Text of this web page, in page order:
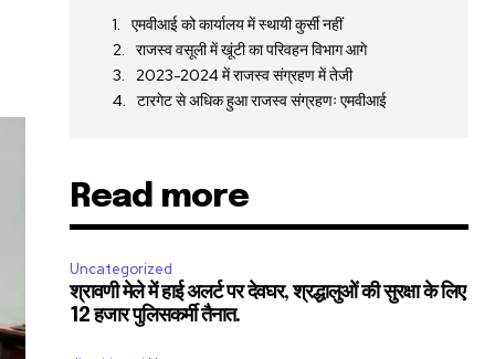
एमवीआई को कार्यालय में स्थायी कुर्सी नहीं
राजस्व वसूली में खूंटी का परिवहन विभाग आगे
2023-2024 में राजस्व संग्रहण में तेजी
टारगेट से अधिक हुआ राजस्व संग्रहणः एमवीआई
Read more
Uncategorized
श्रावणी मेले में हाई अलर्ट पर देवघर, श्रद्धालुओं की सुरक्षा के लिए
12 हजार पुलिसकर्मी तैनात.